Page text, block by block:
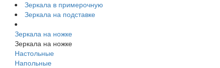
Зеркала в примерочную
Зеркала на подставке
Зеркала на ножке
Зеркала на ножке
Настольные
Напольные